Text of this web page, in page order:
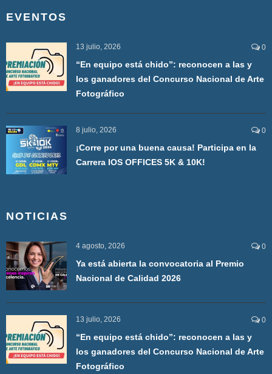
EVENTOS
13 julio, 2026 0
“En equipo está chido”: reconocen a las y
los ganadores del Concurso Nacional de Arte
Fotográfico
8 julio, 2026 0
¡Corre por una buena causa! Participa en la
Carrera IOS OFFICES 5K & 10K!
NOTICIAS
4 agosto, 2026 0
Ya está abierta la convocatoria al Premio
Nacional de Calidad 2026
13 julio, 2026 0
“En equipo está chido”: reconocen a las y
los ganadores del Concurso Nacional de Arte
Fotográfico